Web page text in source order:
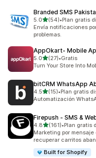
Branded SMS
5.0de 5 estrellas
(54)
54 reseñas en total
•Plan gratis
Envía notificaciones
problemas.
AppOkart‑ Mobile
5.0de 5 estrellas
(27)
27 reseñas en total
•Gratis
Turn Your Store Into
bitCRM WhatsApp
4.5de 5 estrellas
(15)
15 reseñas en total
•Plan gratis
Automatización
Firepush ‑ SMS &
4.8de 5 estrellas
(161)
161 reseñas en total
•Plan gratis
Marketing por
recuperar carritos
Built for Shopify